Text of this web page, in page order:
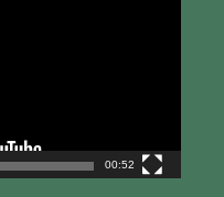
00:52